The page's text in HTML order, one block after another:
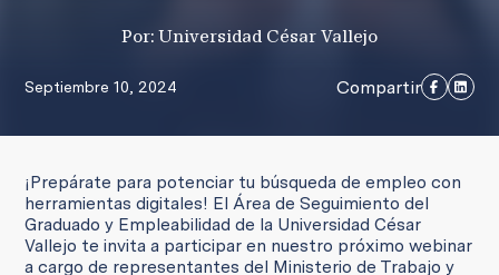
Por: Universidad César Vallejo
Septiembre 10, 2024 Compartir
¡Prepárate para potenciar tu búsqueda de empleo con
herramientas digitales! El Área de Seguimiento del
Graduado y Empleabilidad de la Universidad César
Vallejo te invita a participar en nuestro próximo webinar
a cargo de representantes del Ministerio de Trabajo y